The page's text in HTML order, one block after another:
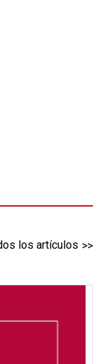
los artículos